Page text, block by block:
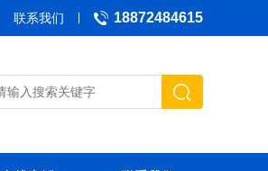
18872484615
联系我们